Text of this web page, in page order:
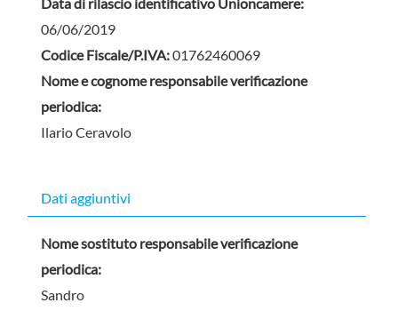
06/06/2019
Codice Fiscale/P.IVA:01762460069
Nome e cognome responsabile verificazione
periodica:
Ilario Ceravolo
Dati aggiuntivi
Nome sostituto responsabile verificazione
periodica:
Sandro